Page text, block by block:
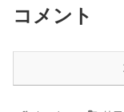
コメント